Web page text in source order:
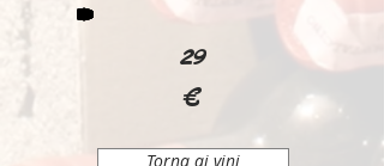
29
€
Torna ai vini